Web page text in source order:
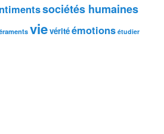
sociétés humaines
vievéritéémotions étudier